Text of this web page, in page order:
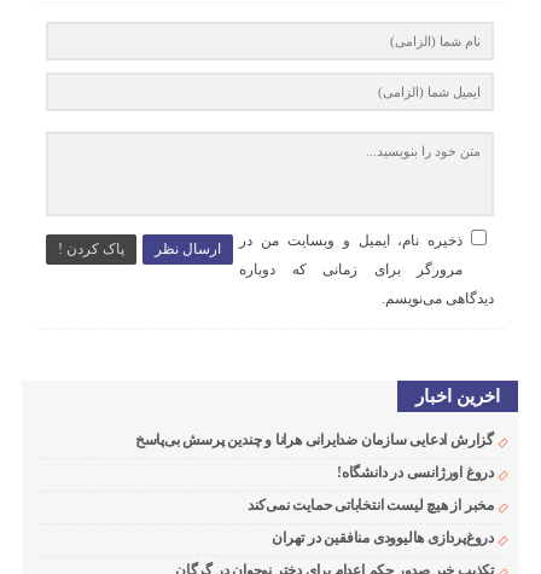
ارسال نظر پاک کردن !
ذخیره نام، ایمیل و وبسایت من در
مرورگر برای زمانی که دوباره
دیدگاهی می‌نویسم.
اخرین اخبار
گزارش ادعایی سازمان ضدایرانی هرانا و چندین پرسش بی‌پاسخ
دروغ اورژانسی در دانشگاه!
مخبر از هیچ لیست انتخاباتی حمایت نمی‌کند
دروغ‌پردازی هالیوودی منافقین در تهران
تکذیب خبر صدور حکم اعدام برای دختر نوجوان در گرگان